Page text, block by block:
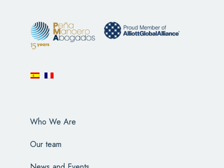
Who We Are
Our team